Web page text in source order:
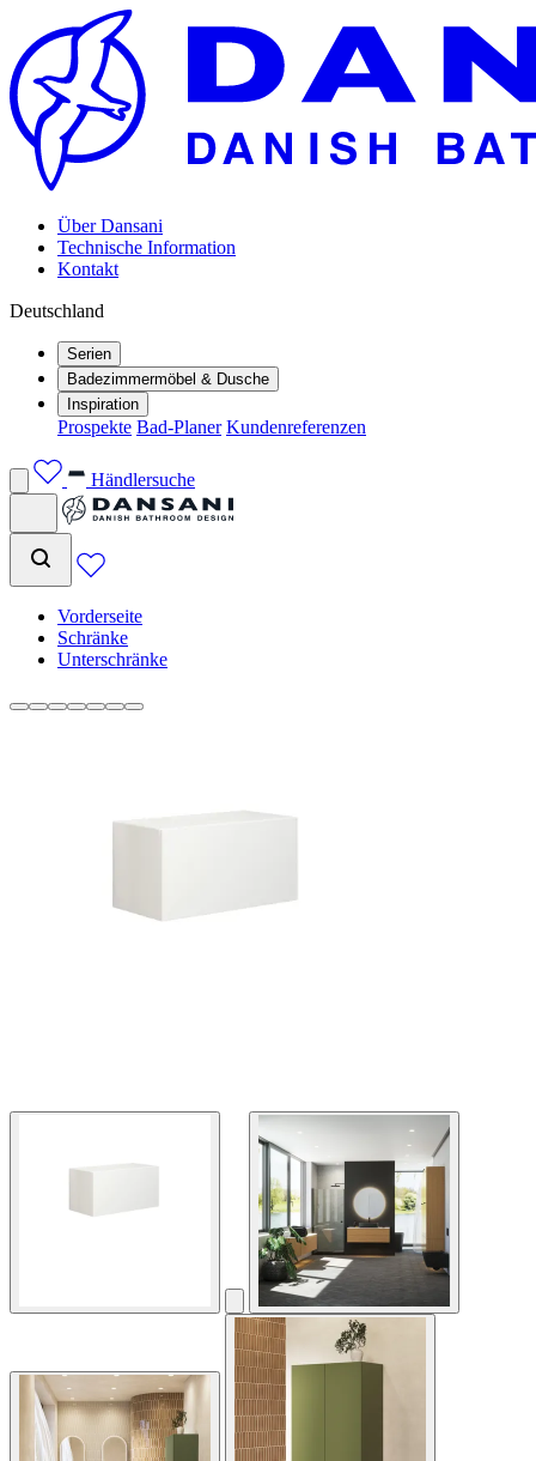
Über Dansani
Technische Information
Kontakt
Deutschland
Serien
Badezimmermöbel & Dusche
Inspiration
Prospekte Bad-Planer Kundenreferenzen
Händlersuche
Vorderseite
Schränke
Unterschränke